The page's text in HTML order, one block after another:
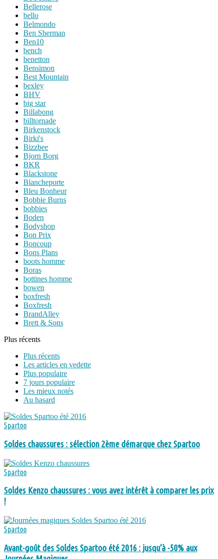
Bellerose
bello
Belmondo
Ben Sherman
Ben10
bench
benetton
Bensimon
Best Mountain
bexley
BHV
big star
Billabong
billtornade
Birkenstock
Birki's
Bizzbee
Bjorn Borg
BKR
Blackstone
Blancheporte
Bleu Bonheur
Bobbie Burns
bobbies
Boden
Bodyshop
Bon Prix
Boncoup
Bons Plans
boots homme
Boras
bottines homme
bowen
boxfresh
Boxfresh
BrandAlley
Brett & Sons
Plus récents
Plus récents
Les articles en vedette
Plus populaire
7 jours populaire
Les mieux notés
Au hasard
Spartoo
Soldes chaussures : sélection 2ème démarque chez Spartoo
Spartoo
Soldes Kenzo chaussures : vous avez intérêt à comparer les prix
!
Spartoo
Avant-goût des Soldes Spartoo été 2016 : jusqu’à -50% aux